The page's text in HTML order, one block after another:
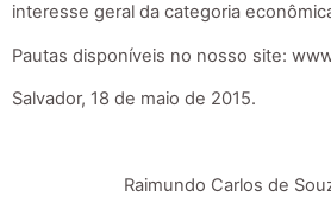
interesse geral da categoria
Pautas disponíveis no nosso site:
Salvador, 18 de maio de 2015.
Raimundo Carlos de